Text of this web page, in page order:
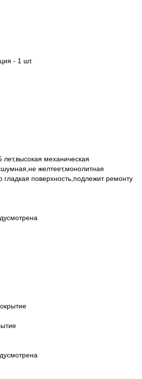
- 1 шт.
механическая
желтеет,монолитная
гладкая поверхность,подлежит ремонту